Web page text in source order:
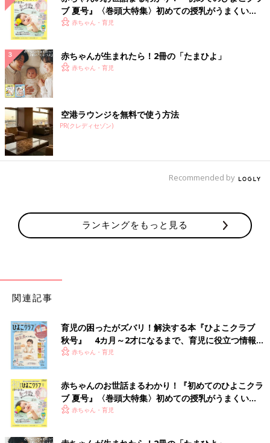
ブ 夏号』〈巻頭大特集〉初めての授乳がうまくい
く！ おっぱい・ミルクの基本と夏のトラブル 解決テ
赤ちゃん・育児
赤ちゃんが生まれたら！2冊の「たまひよ」
赤ちゃん・育児
空港ラウンジを無料で使う方法
PR(クレディセゾン)
Recommended by
ランキングをもっと見る
関連記事
育児の困ったがズバリ！解決する本『ひよこクラブ
秋号』 4カ月～2才になるまで、育児に役立つ情報が
いっぱい！
赤ちゃん・育児
赤ちゃんのお世話まるわかり！『初めてのひよこクラ
ブ 夏号』〈巻頭大特集〉初めての授乳がうまくい
く！ おっぱい・ミルクの基本と夏のトラブル 解決テ
赤ちゃん・育児